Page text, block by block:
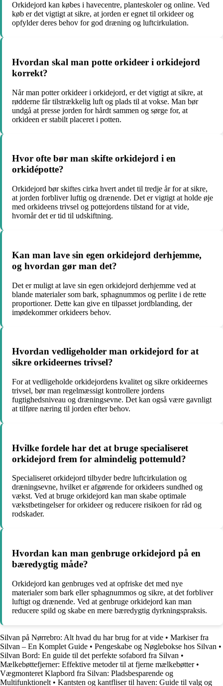
Orkidejord kan købes i havecentre, planteskoler og online. Ved
køb er det vigtigt at sikre, at jorden er egnet til orkideer og
opfylder deres behov for god dræning og luftcirkulation.
Hvordan skal man potte orkideer i orkidejord
korrekt?
Når man potter orkideer i orkidejord, er det vigtigt at sikre, at
rødderne får tilstrækkelig luft og plads til at vokse. Man bør
undgå at presse jorden for hårdt sammen og sørge for, at
orkideen er stabilt placeret i potten.
Hvor ofte bør man skifte orkidejord i en
orkidépotte?
Orkidejord bør skiftes cirka hvert andet til tredje år for at sikre,
at jorden forbliver luftig og drænende. Det er vigtigt at holde øje
med orkideens trivsel og pottejordens tilstand for at vide,
hvornår det er tid til udskiftning.
Kan man lave sin egen orkidejord derhjemme,
og hvordan gør man det?
Det er muligt at lave sin egen orkidejord derhjemme ved at
blande materialer som bark, sphagnummos og perlite i de rette
proportioner. Dette kan give en tilpasset jordblanding, der
imødekommer orkideers behov.
Hvordan vedligeholder man orkidejord for at
sikre orkideernes trivsel?
For at vedligeholde orkidejordens kvalitet og sikre orkideernes
trivsel, bør man regelmæssigt kontrollere jordens
fugtighedsniveau og dræningsevne. Det kan også være gavnligt
at tilføre næring til jorden efter behov.
Hvilke fordele har det at bruge specialiseret
orkidejord frem for almindelig pottemuld?
Specialiseret orkidejord tilbyder bedre luftcirkulation og
dræningsevne, hvilket er afgørende for orkideers sundhed og
vækst. Ved at bruge orkidejord kan man skabe optimale
vækstbetingelser for orkideer og reducere risikoen for råd og
rodskader.
Hvordan kan man genbruge orkidejord på en
bæredygtig måde?
Orkidejord kan genbruges ved at opfriske det med nye
materialer som bark eller sphagnummos og sikre, at det forbliver
luftigt og drænende. Ved at genbruge orkidejord kan man
reducere spild og skabe en mere bæredygtig dyrkningspraksis.
Silvan på Nørrebro: Alt hvad du har brug for at vide • Markiser fra
Silvan – En Komplet Guide • Pengeskabe og Nøglebokse hos Silvan •
Silvan Bord: En guide til det perfekte sofabord fra Silvan •
Mælkebøttefjerner: Effektive metoder til at fjerne mælkebøtter•
Vægmonteret Klapbord fra Silvan: Pladsbesparende og
Multifunktionelt • Kantsten og kantfliser til haven: Guide til valg og